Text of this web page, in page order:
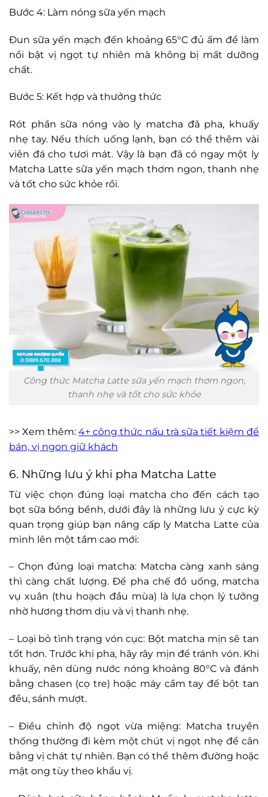
Bước 4: Làm nóng sữa yến mạch
Đun sữa yến mạch đến khoảng 65°C đủ ấm để làm
nổi bật vị ngọt tự nhiên mà không bị mất dưỡng
chất.
Bước 5: Kết hợp và thưởng thức
Rót phần sữa nóng vào ly matcha đã pha, khuấy
nhẹ tay. Nếu thích uống lạnh, bạn có thể thêm vài
viên đá cho tươi mát. Vậy là bạn đã có ngay một ly
Matcha Latte sữa yến mạch thơm ngon, thanh nhẹ
và tốt cho sức khỏe rồi.
Công thức Matcha Latte sữa yến mạch thơm ngon,
thanh nhẹ và tốt cho sức khỏe
>> Xem thêm:4+ công thức nấu trà sữa tiết kiệm để
bán, vị ngon giữ khách
6. Những lưu ý khi pha Matcha Latte
Từ việc chọn đúng loại matcha cho đến cách tạo
bọt sữa bồng bềnh, dưới đây là những lưu ý cực kỳ
quan trọng giúp bạn nâng cấp ly Matcha Latte của
mình lên một tầm cao mới:
– Chọn đúng loại matcha: Matcha càng xanh sáng
thì càng chất lượng. Để pha chế đồ uống, matcha
vụ xuân (thu hoạch đầu mùa) là lựa chọn lý tưởng
nhờ hương thơm dịu và vị thanh nhẹ.
– Loại bỏ tình trạng vón cục: Bột matcha mịn sẽ tan
tốt hơn. Trước khi pha, hãy rây mịn để tránh vón. Khi
khuấy, nên dùng nước nóng khoảng 80°C và đánh
bằng chasen (cọ tre) hoặc máy cầm tay để bột tan
đều, sánh mượt.
– Điều chỉnh độ ngọt vừa miệng: Matcha truyền
thống thường đi kèm một chút vị ngọt nhẹ để cân
bằng vị chát tự nhiên. Bạn có thể thêm đường hoặc
mật ong tùy theo khẩu vị.